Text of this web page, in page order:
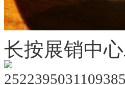
长按展销中